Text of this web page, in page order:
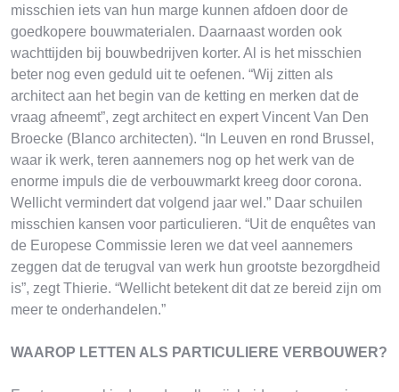
misschien iets van hun marge kunnen afdoen door de
goedkopere bouwmaterialen. Daarnaast worden ook
wachttijden bij bouwbedrijven korter. Al is het misschien
beter nog even geduld uit te oefenen. “Wij zitten als
architect aan het begin van de ketting en merken dat de
vraag afneemt”, zegt architect en expert Vincent Van Den
Broecke (Blanco architecten). “In Leuven en rond Brussel,
waar ik werk, teren aannemers nog op het werk van de
enorme impuls die de verbouwmarkt kreeg door corona.
Wellicht vermindert dat volgend jaar wel.” Daar schuilen
misschien kansen voor particulieren. “Uit de enquêtes van
de Europese Commissie leren we dat veel aannemers
zeggen dat de terugval van werk hun grootste bezorgdheid
is”, zegt Thierie. “Wellicht betekent dit dat ze bereid zijn om
meer te onderhandelen.”
WAAROP LETTEN ALS PARTICULIERE VERBOUWER?